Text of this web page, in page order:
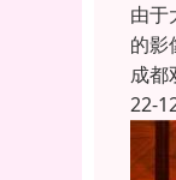
由于
的影
成都
22-